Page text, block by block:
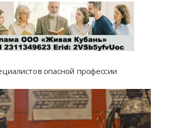
опасной профессии